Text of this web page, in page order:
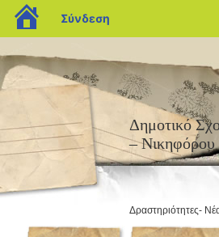
blogs.sch.gr
Σύνδεση
Δημοτικό
– Νικηφόρου
Δραστηριότητες-